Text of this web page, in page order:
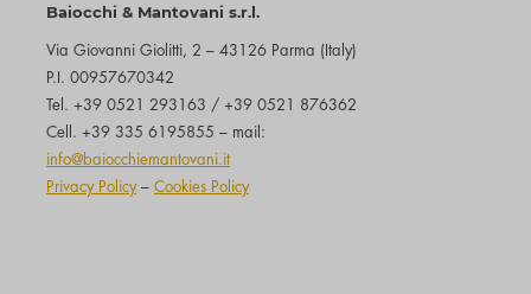
Baiocchi & Mantovani s.r.l.
Via Giovanni Giolitti, 2 – 43126 Parma (Italy)
P.I. 00957670342
Tel. +39 0521 293163 / +39 0521 876362
Cell. +39 335 6195855 – mail:
info@baiocchiemantovani.it
Privacy Policy– Cookies Policy